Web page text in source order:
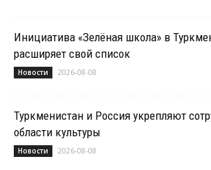
Инициатива «Зелёная школа» в
расширяет свой список
Новости 2026-08-08
Туркменистан и Россия укрепляют
области культуры
Новости 2026-08-08